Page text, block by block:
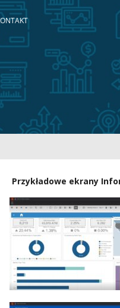
Przykładowe ekrany